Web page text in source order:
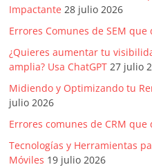
Impactante 28 julio 2026
Errores Comunes de SEM
¿Quieres aumentar tu
amplia? Usa ChatGPT 27 julio
Midiendo y Optimizando tu
julio 2026
Errores comunes de CRM que
Tecnologías y Herramientas
Móviles 19 julio 2026